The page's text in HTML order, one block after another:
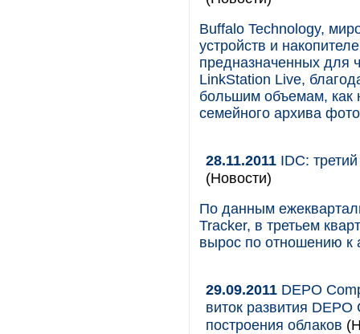
Buffalo Technology,
устройств и
предназначенных для
LinkStation Live,
большим объемам, как
семейного архива
28.11.2011 IDC:
(Новости)
По данным
Tracker, в третьем
вырос по отношению к
29.09.2011 DEPO
виток развития
построения облаков